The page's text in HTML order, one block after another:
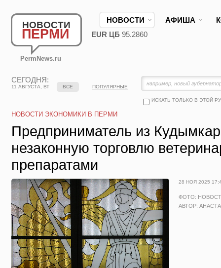
НОВОСТИ
ПЕРМИ
PermNews.ru
НОВОСТИ АФИША
EUR ЦБ 95.2860
СЕГОДНЯ:
11 АВГУСТА, ВТ
ИСКАТЬ ТОЛЬКО В ЭТОЙ
ВСЕ ПОПУЛЯРНЫЕ
НОВОСТИ ЭКОНОМИКИ В ПЕРМИ
Предприниматель из
незаконную торговлю
препаратами
28 НОЯ 2025
ФОТО:
АВТОР: